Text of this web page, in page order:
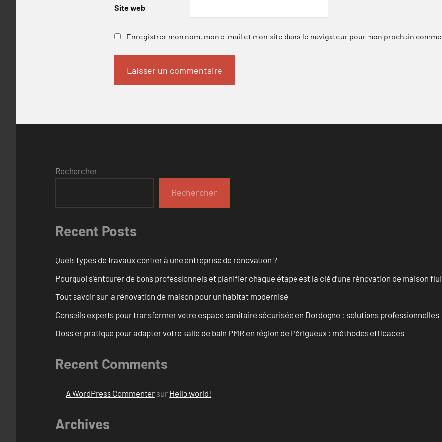
Site web
Enregistrer mon nom, mon e-mail et mon site dans le navigateur pour mon prochain
Rechercher
Rechercher
Recent Posts
Quels types de travaux confier à une entreprise de rénovation ?
Pourquoi s’entourer de bons professionnels et planifier chaque étape est la clé d’une rénovation de maison
Tout savoir sur la rénovation de maison pour un habitat modernisé
Conseils experts pour transformer votre espace sanitaire sécurisée en Dordogne : solutions professionnelles
Dossier pratique pour adapter votre salle de bain PMR en région de Périgueux : méthodes efficaces
Recent Comments
A WordPress Commenter sur Hello world!
Archives